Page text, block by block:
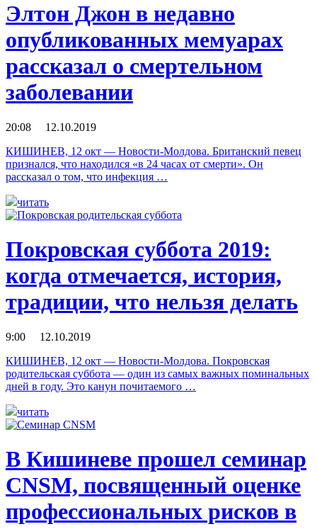
Элтон Джон в недавно
опубликованных мемуарах
рассказал о смертельном
заболевании
20:08 12.10.2019
КИШИНЕВ, 12 окт — Новости-Молдова. Британский певец
признался, что находился «в 24 часах от смерти». Он
рассказал о том, что инфекция …
читать
Покровская суббота 2019:
когда отмечается, история,
традиции, что нельзя делать
9:00 12.10.2019
КИШИНЕВ, 12 окт — Новости-Молдова. Покровская
родительская суббота — один из самых важных поминальных
дней в году. Это канун почитаемого …
читать
В Кишиневе прошел семинар
CNSM, посвященный оценке
профессиональных рисков в